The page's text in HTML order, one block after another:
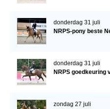
donderdag 31 juli
NRPS-pony beste
donderdag 31 juli
NRPS goedkeuring
zondag 27 juli